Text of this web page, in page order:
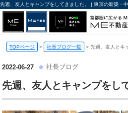
TOPページ > 社長ブログ一覧 > 先週、友人とキ
2022-06-27 社長ブログ
先週、友人とキャンプをし